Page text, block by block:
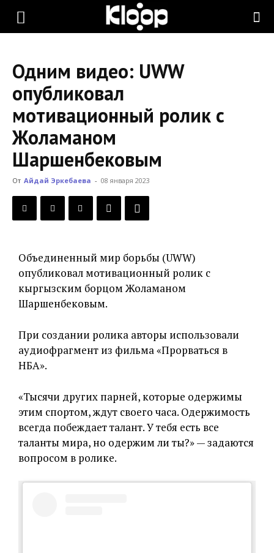
KLOOP.KG
Новости
Кыргызстана
Одним видео: UWW
опубликовал
мотивационный ролик с
Жоламаном
Шаршенбековым
От Айдай Эркебаева - 08 января 2023
Объединенный мир борьбы (UWW)
опубликовал мотивационный ролик с
кыргызским борцом Жоламаном
Шаршенбековым.
При создании ролика авторы использовали
аудиофрагмент из фильма «Прорваться в
НБА».
«Тысячи других парней, которые одержимы
этим спортом, ждут своего часа. Одержимость
всегда побеждает талант. У тебя есть все
таланты мира, но одержим ли ты?» — задаются
вопросом в ролике.